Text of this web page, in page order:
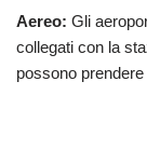
Aereo: Gli
collegati con la
possono